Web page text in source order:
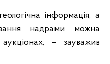
інформація, а
надрами можна
– зауважив